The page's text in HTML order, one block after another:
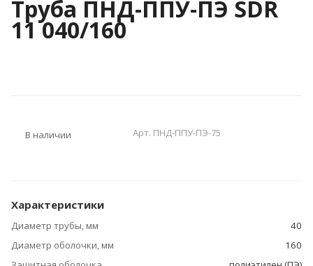
Труба ПНД-ППУ-ПЭ SDR
11 040/160
В наличии Арт. ПНД-ППУ-ПЭ-75
Характеристики
Диаметр трубы, мм
40
Диаметр оболочки, мм
160